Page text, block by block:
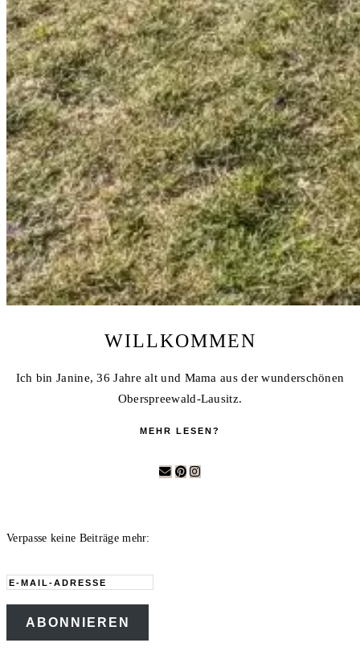
WILLKOMMEN
Ich bin Janine, 36 Jahre alt und Mama aus der wunderschönen
Oberspreewald-Lausitz.
MEHR LESEN?
Verpasse keine Beiträge mehr:
E-
Mail-
Adresse
ABONNIEREN